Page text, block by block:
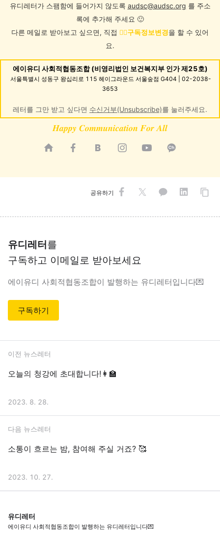
유디레터가 스팸함에 들어가지 않도록 audsc@audsc.org 를 주소
록에 추가해 주세요 🙂
다른 메일로 받아보고 싶으면, 직접 👉🏻구독정보변경을 할 수 있어
요.
에이유디 사회적협동조합 (비영리법인 보건복지부 인가 제25호)
서울특별시 성동구 왕십리로 115 헤이그라운드 서울숲점 G404 | 02-2038-
3653
레터를 그만 받고 싶다면 수신거부(Unsubscribe)를 눌러주세요.
𝑯𝒂𝒑𝒑𝒚 𝑪𝒐𝒎𝒎𝒖𝒏𝒊𝒄𝒂𝒕𝒊𝒐𝒏 𝑭𝒐𝒓 𝑨𝒍𝒍
공유하기
유디레터를
구독하고 이메일로 받아보세요
에이유디 사회적협동조합이 발행하는 유디레터입니다💌
구독하기
이전 뉴스레터
오늘의 청강에 초대합니다!👩‍🏫
2023. 8. 28.
다음 뉴스레터
소통이 흐르는 밤, 참여해 주실 거죠? 🥰
2023. 10. 27.
유디레터
에이유디 사회적협동조합이 발행하는 유디레터입니다💌